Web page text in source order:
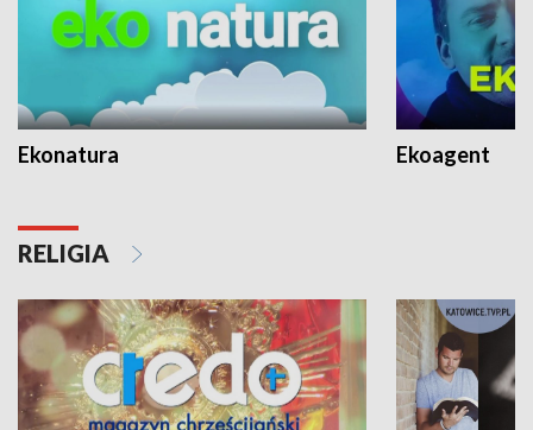
Ekonatura Ekoagent
RELIGIA